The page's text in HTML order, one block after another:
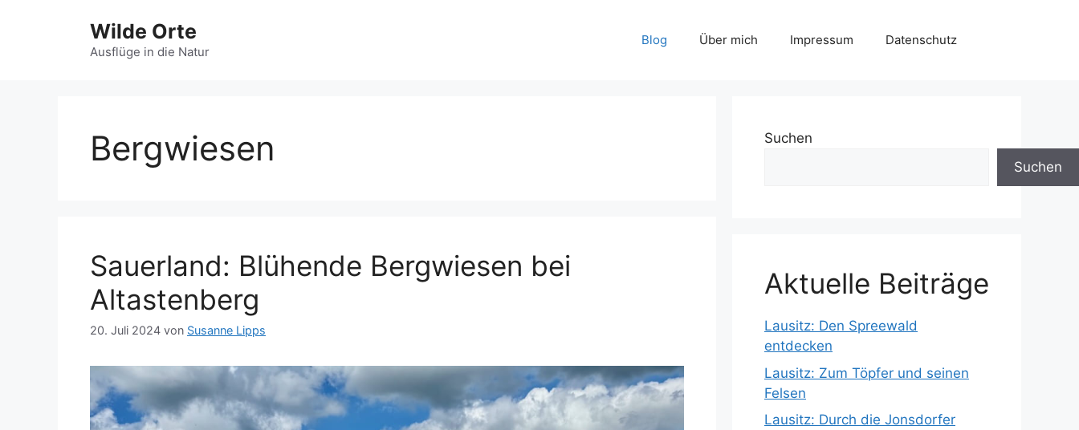
Wilde Orte
Ausflüge in die Natur
Blog Über mich Impressum Datenschutz
Bergwiesen
Sauerland: Blühende Bergwiesen bei
Altastenberg
20. Juli 2024 von Susanne Lipps
Suchen
Suchen
Aktuelle Beiträge
Lausitz: Den Spreewald
entdecken
Lausitz: Zum Töpfer und seinen
Felsen
Lausitz: Durch die Jonsdorfer